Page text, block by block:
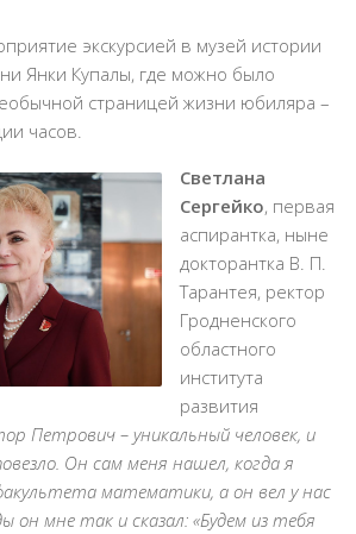
экскурсией в музей истории
Янки Купалы, где можно было
страницей жизни юбиляра –
часов.
Светлана
Сергейко, первая
аспирантка, ныне
докторантка В. П.
Тарантея, ректор
Гродненского
областного
института
развития
Петрович – уникальный человек, и
Он сам меня нашел, когда я
математики, а он вел у нас
он мне так и сказал: «Будем из тебя